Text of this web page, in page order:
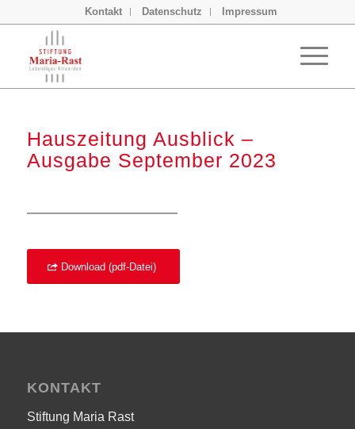
Kontakt Datenschutz Impressum
Hauszeitung Ausblick –
Ausgabe September 2023
Download (pdf-Datei)
KONTAKT
Stiftung Maria Rast